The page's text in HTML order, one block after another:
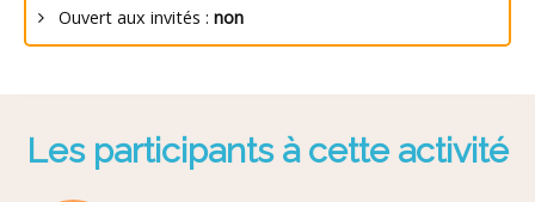
Ouvert aux invités : non
Les participants à cette activité